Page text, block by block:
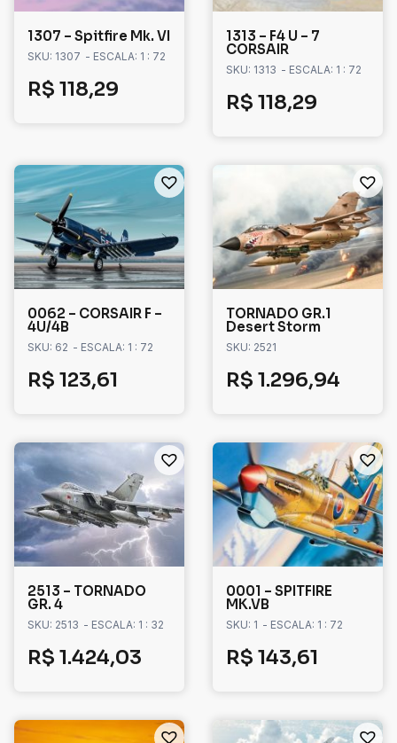
1307 – Spitfire Mk. VI
SKU: 1307 - ESCALA: 1 : 72
R$ 118,29
1313 – F4 U – 7
CORSAIR
SKU: 1313 - ESCALA: 1 : 72
R$ 118,29
0062 – CORSAIR F –
4U/4B
SKU: 62 - ESCALA: 1 : 72
R$ 123,61
TORNADO GR.1
Desert Storm
SKU: 2521
R$ 1.296,94
2513 – TORNADO
GR. 4
SKU: 2513 - ESCALA: 1 : 32
R$ 1.424,03
0001 – SPITFIRE
MK.VB
SKU: 1 - ESCALA: 1 : 72
R$ 143,61